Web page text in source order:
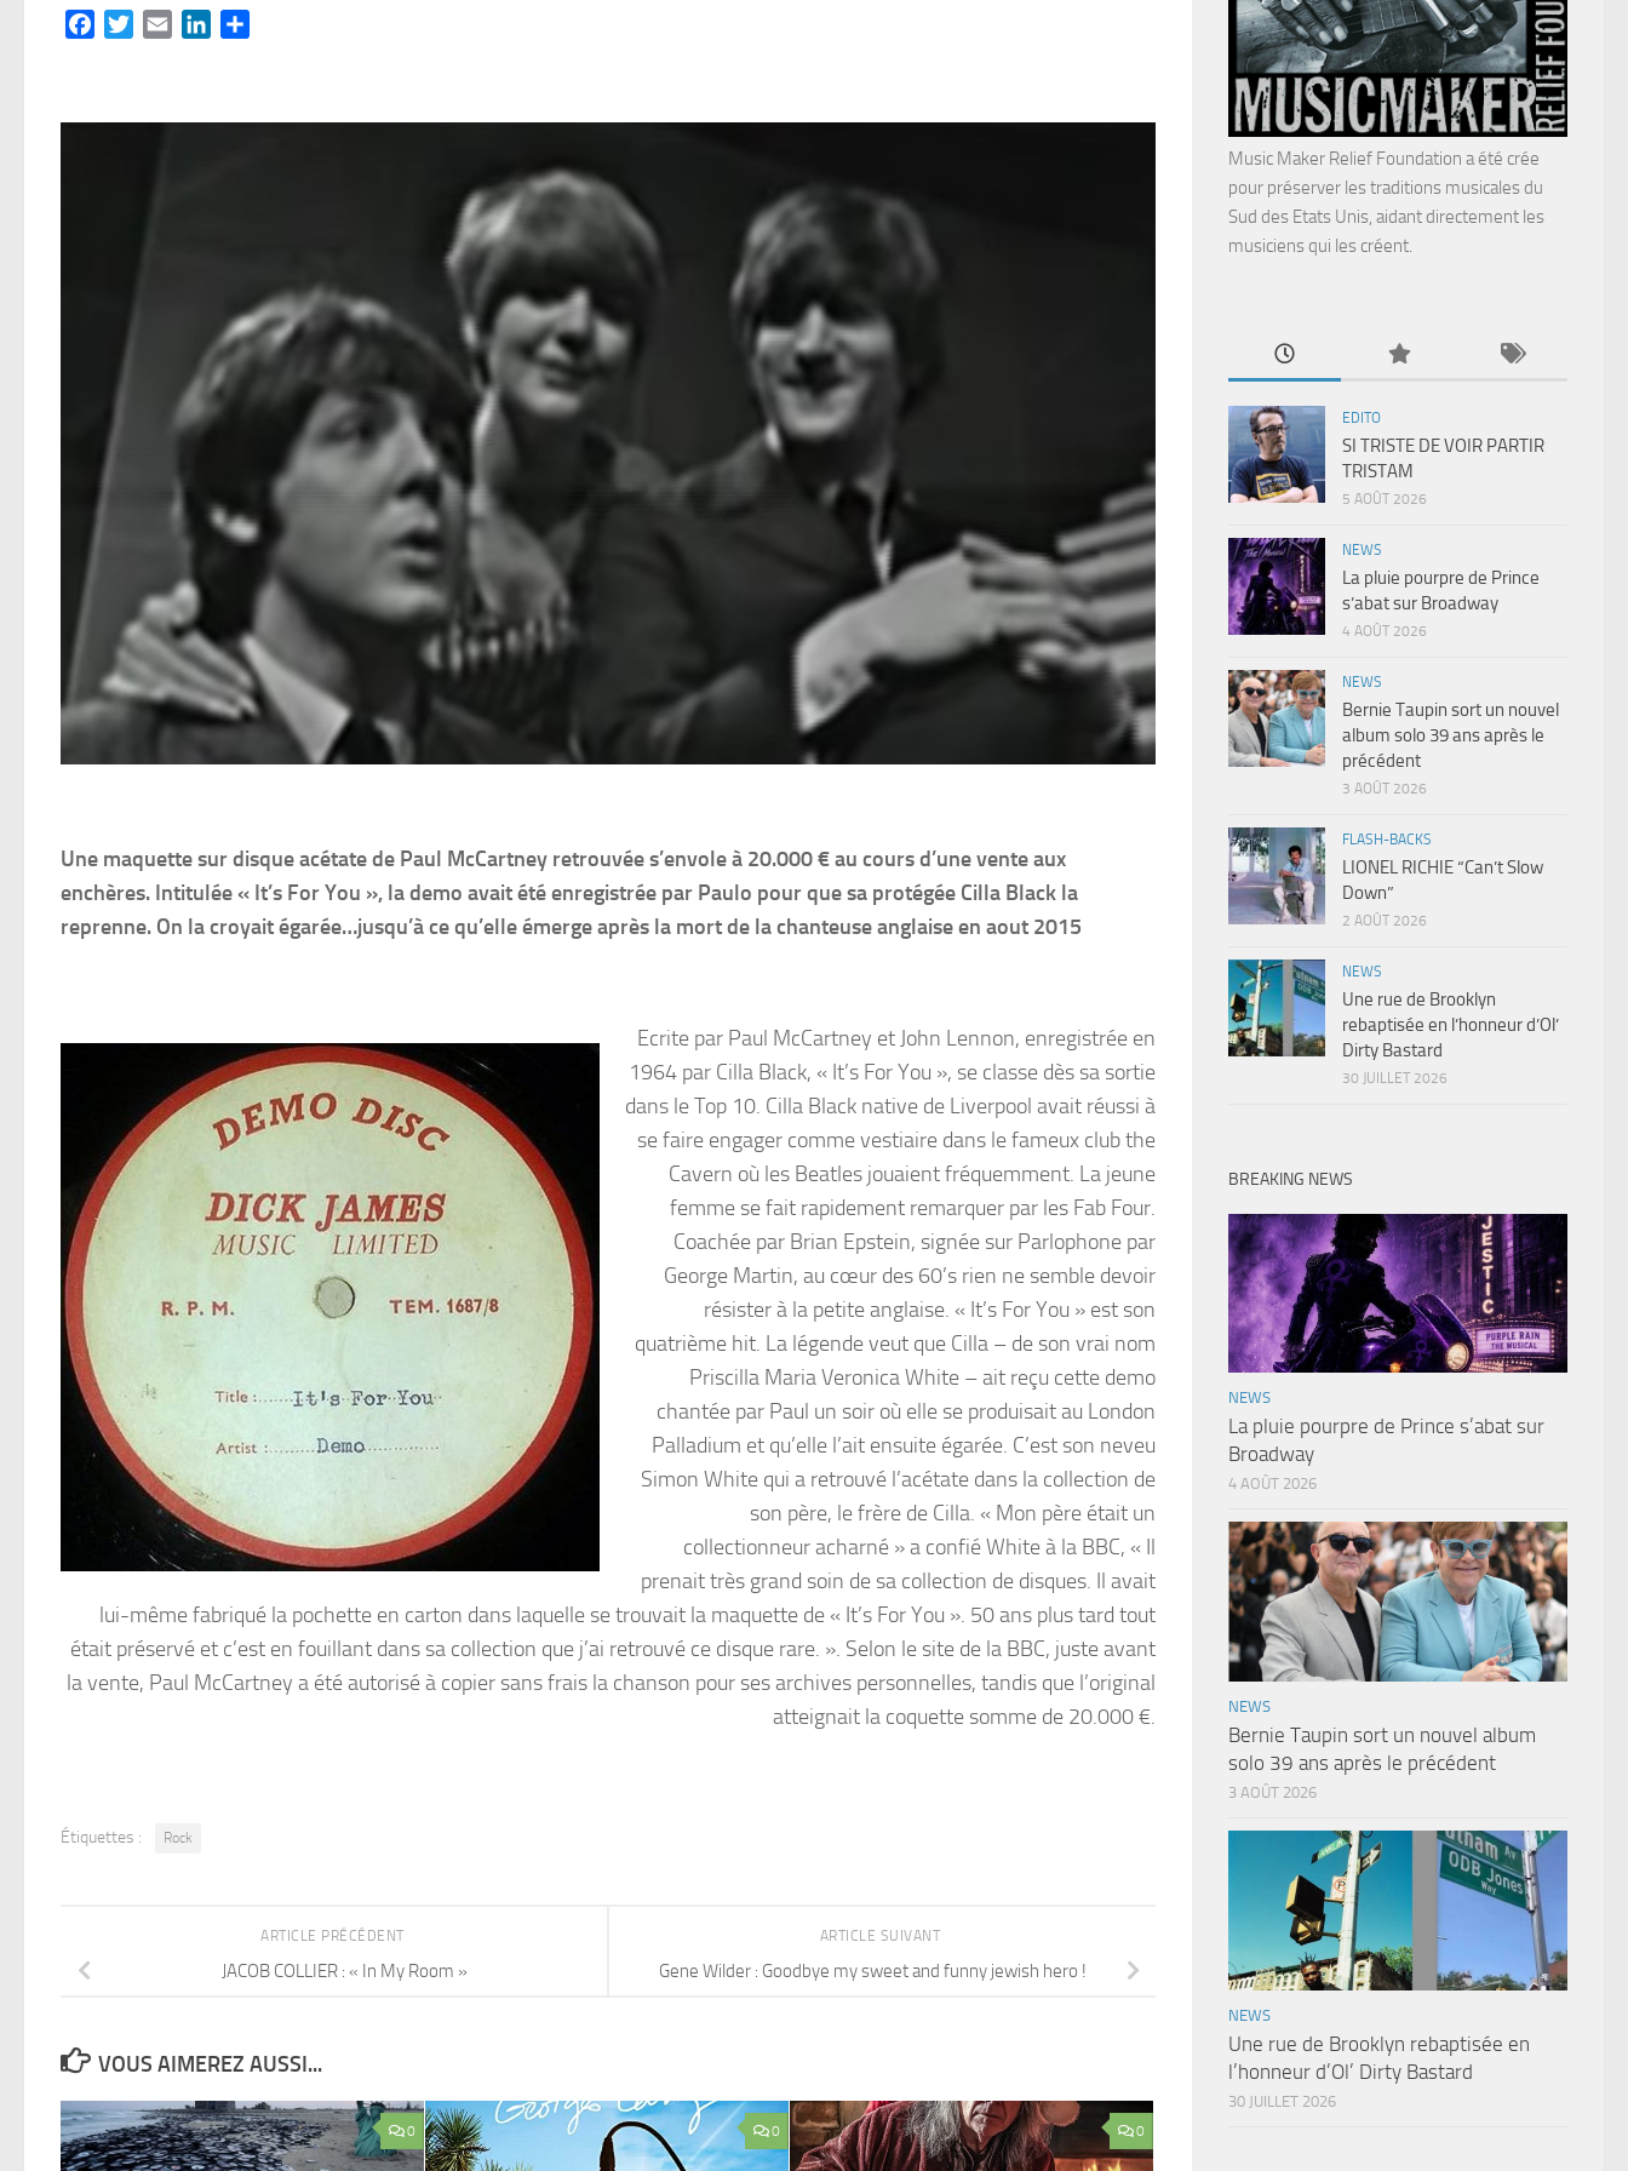
FacebookTwitterEmail LinkedIn
Une maquette sur disque acétate de Paul McCartney retrouvée s’envole à 20.000 € au cours d’une vente aux
enchères. Intitulée « It’s For You », la demo avait été enregistrée par Paulo pour que sa protégée Cilla Black la
reprenne. On la croyait égarée…jusqu’à ce qu’elle émerge après la mort de la chanteuse anglaise en aout 2015
Ecrite par Paul McCartney et John Lennon, enregistrée en
1964 par Cilla Black, « It’s For You », se classe dès sa sortie
dans le Top 10. Cilla Black native de Liverpool avait réussi à
se faire engager comme vestiaire dans le fameux club the
Cavern où les Beatles jouaient fréquemment. La jeune
femme se fait rapidement remarquer par les Fab Four.
Coachée par Brian Epstein, signée sur Parlophone par
George Martin, au cœur des 60’s rien ne semble devoir
résister à la petite anglaise. « It’s For You » est son
quatrième hit. La légende veut que Cilla – de son vrai nom
Priscilla Maria Veronica White – ait reçu cette demo
chantée par Paul un soir où elle se produisait au London
Palladium et qu’elle l’ait ensuite égarée. C’est son neveu
Simon White qui a retrouvé l’acétate dans la collection de
son père, le frère de Cilla. « Mon père était un
collectionneur acharné » a confié White à la BBC, « Il
prenait très grand soin de sa collection de disques. Il avait
lui-même fabriqué la pochette en carton dans laquelle se trouvait la maquette de « It’s For You ». 50 ans plus tard tout
était préservé et c’est en fouillant dans sa collection que j’ai retrouvé ce disque rare. ». Selon le site de la BBC, juste avant
la vente, Paul McCartney a été autorisé à copier sans frais la chanson pour ses archives personnelles, tandis que l’original
atteignait la coquette somme de 20.000 €.
Étiquettes : Rock
ARTICLE SUIVANT
Gene Wilder : Goodbye my sweet and funny jewish hero !
ARTICLE PRÉCÉDENT
JACOB COLLIER : « In My Room »
VOUS AIMEREZ AUSSI...
0 0 0
Music Maker Relief Foundation a été crée
pour préserver les traditions musicales du
Sud des Etats Unis, aidant directement les
musiciens qui les créent.
EDITO
SI TRISTE DE VOIR PARTIR
TRISTAM
5 AOÛT 2026
NEWS
La pluie pourpre de Prince
s’abat sur Broadway
4 AOÛT 2026
NEWS
Bernie Taupin sort un nouvel
album solo 39 ans après le
précédent
3 AOÛT 2026
FLASH-BACKS
LIONEL RICHIE “Can’t Slow
Down”
2 AOÛT 2026
NEWS
Une rue de Brooklyn
rebaptisée en l’honneur d’Ol’
Dirty Bastard
30 JUILLET 2026
BREAKING NEWS
NEWS
La pluie pourpre de Prince s’abat sur
Broadway
4 AOÛT 2026
NEWS
Bernie Taupin sort un nouvel album
solo 39 ans après le précédent
3 AOÛT 2026
NEWS
Une rue de Brooklyn rebaptisée en
l’honneur d’Ol’ Dirty Bastard
30 JUILLET 2026